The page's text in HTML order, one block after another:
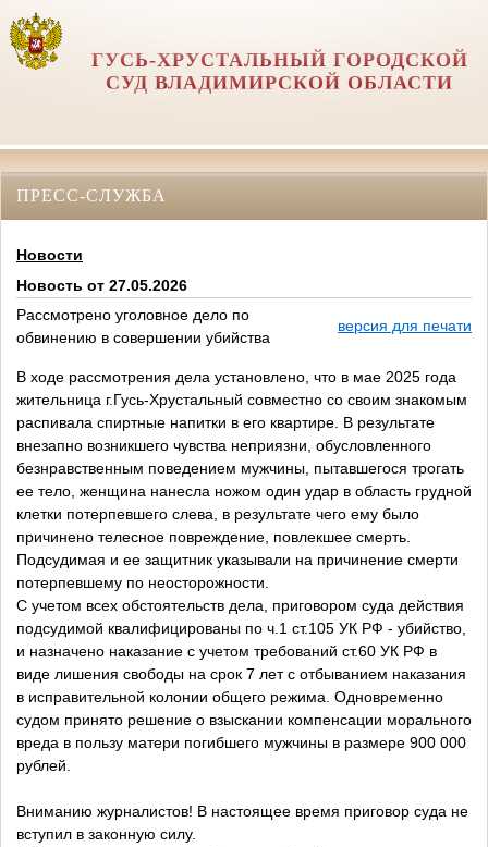
ГУСЬ-ХРУСТАЛЬНЫЙ ГОРОДСКОЙ
СУД ВЛАДИМИРСКОЙ ОБЛАСТИ
ПРЕСС-СЛУЖБА
Новости
Новость от 27.05.2026
Рассмотрено уголовное дело по
обвинению в совершении убийства
версия для печати
В ходе рассмотрения дела установлено, что в мае 2025 года
жительница г.Гусь-Хрустальный совместно со своим знакомым
распивала спиртные напитки в его квартире. В результате
внезапно возникшего чувства неприязни, обусловленного
безнравственным поведением мужчины, пытавшегося трогать
ее тело, женщина нанесла ножом один удар в область грудной
клетки потерпевшего слева, в результате чего ему было
причинено телесное повреждение, повлекшее смерть.
Подсудимая и ее защитник указывали на причинение смерти
потерпевшему по неосторожности.
С учетом всех обстоятельств дела, приговором суда действия
подсудимой квалифицированы по ч.1 ст.105 УК РФ - убийство,
и назначено наказание с учетом требований ст.60 УК РФ в
виде лишения свободы на срок 7 лет с отбыванием наказания
в исправительной колонии общего режима. Одновременно
судом принято решение о взыскании компенсации морального
вреда в пользу матери погибшего мужчины в размере 900 000
рублей.
Вниманию журналистов! В настоящее время приговор суда не
вступил в законную силу.